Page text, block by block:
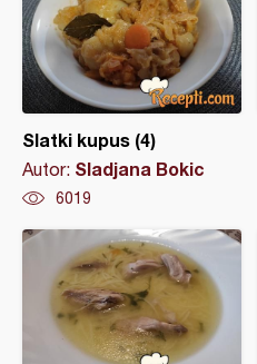
Slatki kupus (4)
Autor: Sladjana Bokic
6019